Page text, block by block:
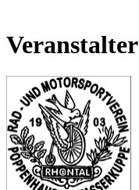
Veranstalter